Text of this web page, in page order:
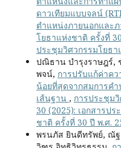
ดาวเทียมแบบจลน์
ตำแหน่งภายนอกและ
โยธาแห่งชาติ ครั้งที่
ประชุมวิศวกรรมโยธา
ปณิธาน บำรุงราษฎร์,
พจน์, การปรับแก้ค่าคว
น้อยที่สุดจากสมการค
เส้นฐาน , การประชุม
30 (2025): เอกสารป
ชาติ ครั้งที่ 30 ปี พ.ศ.
พรนภัส ยินดีทรัพย์, ณั